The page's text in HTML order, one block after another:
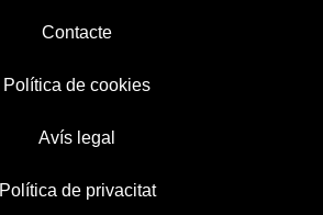
Contacte
Política de cookies
Avís legal
Política de privacitat